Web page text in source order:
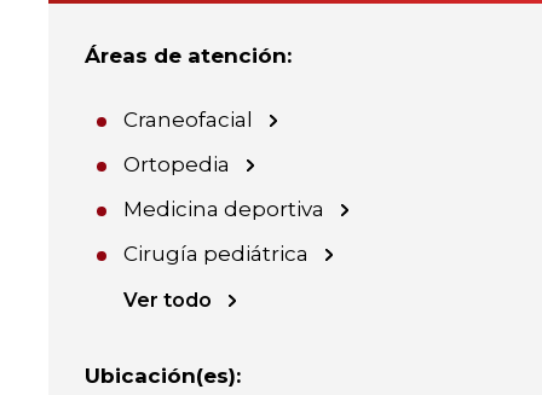
Áreas de atención:
Craneofacial
Ortopedia
Medicina deportiva
Cirugía pediátrica
Ver todo
Ubicación(es):